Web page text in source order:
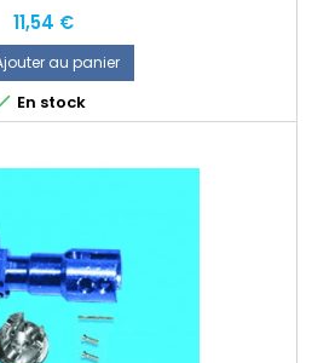
Prix
11,54 €
au panier
En stock